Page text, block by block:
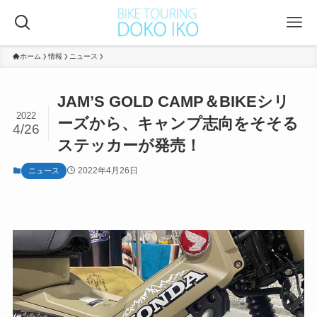
ホーム 情報 ニュース
JAM’S GOLD CAMP＆BIKEシリ
ーズから、キャンプ志向をそそる
ステッカーが発売！
2022
4/26
ニュース 2022年4月26日